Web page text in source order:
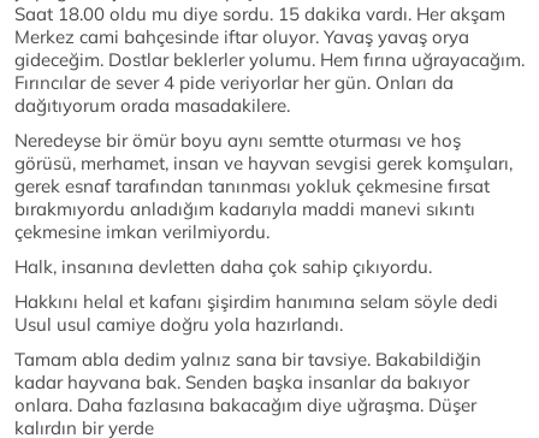
Saat 18.00 oldu mu diye sordu. 15 dakika vardı. Her akşam
Merkez cami bahçesinde iftar oluyor. Yavaş yavaş orya
gideceğim. Dostlar beklerler yolumu. Hem fırına uğrayacağım.
Fırıncılar de sever 4 pide veriyorlar her gün. Onları da
dağıtıyorum orada masadakilere.
Neredeyse bir ömür boyu aynı semtte oturması ve hoş
görüsü, merhamet, insan ve hayvan sevgisi gerek komşuları,
gerek esnaf tarafından tanınması yokluk çekmesine fırsat
bırakmıyordu anladığım kadarıyla maddi manevi sıkıntı
çekmesine imkan verilmiyordu.
Halk, insanına devletten daha çok sahip çıkıyordu.
Hakkını helal et kafanı şişirdim hanımına selam söyle dedi
Usul usul camiye doğru yola hazırlandı.
Tamam abla dedim yalnız sana bir tavsiye. Bakabildiğin
kadar hayvana bak. Senden başka insanlar da bakıyor
onlara. Daha fazlasına bakacağım diye uğraşma. Düşer
kalırdın bir yerde